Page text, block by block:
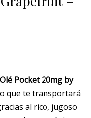
Pocket 20mg by
que te transportará
al rico, jugoso